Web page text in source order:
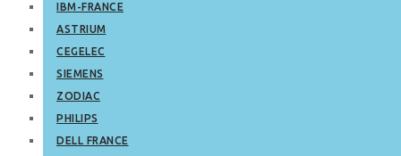
IBM-FRANCE
ASTRIUM
CEGELEC
SIEMENS
ZODIAC
PHILIPS
DELL FRANCE